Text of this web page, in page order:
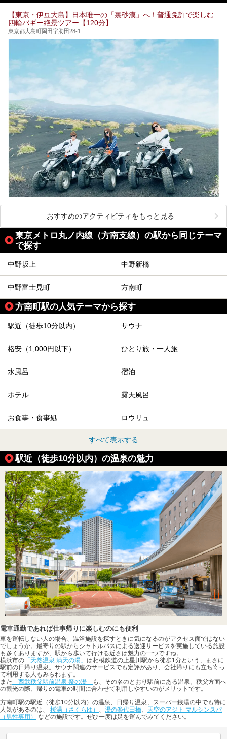
そこで本記事では、東京でおすすめのスーパー銭湯を、目的
24時間営業で宿泊できる施設や、1,000円以下で楽しめる安
い施設、デートや休日レジャーにもぴったりなエンタメ要素
が充実した施設など、利用のシーンに合わせて参考にしてく
ださい。
【東京・伊豆大島】日本唯一の「裏砂漠」へ！普通免許で楽しむ
四輪バギー絶景ツアー【120分】
東京都大島町岡田字助田28-1
おすすめのアクティビティをもっと見る
東京メトロ丸ノ内線（方南支線）の駅から同じテーマ
で探す
中野坂上 中野新橋
中野富士見町 方南町
方南町駅の人気テーマから探す
駅近（徒歩10分以内） サウナ
格安（1,000円以下） ひとり旅・一人旅
水風呂 宿泊
ホテル 露天風呂
お食事・食事処 ロウリュ
すべて表示する
駅近（徒歩10分以内）の温泉の魅力
電車通勤であれば仕事帰りに楽しむのにも便利
車を運転しない人の場合、温浴施設を探すときに気になるのがアクセス面ではない
でしょうか。最寄りの駅からシャトルバスによる送迎サービスを実施している施設
も多くありますが、駅から歩いて行ける近さは魅力の一つですね。
横浜市の 「天然温泉 満天の湯」 は相模鉄道の上星川駅から徒歩1分という、まさに
駅前の日帰り温泉。サウナ関連のサービスでも定評があり、会社帰りにも立ち寄っ
て利用する人もみられます。
また 「西武秩父駅前温泉 祭の湯」
も、その名のとおり駅前にある温泉。秩父方面へ
の観光の際、帰りの電車の時間に合わせて利用しやすいのがメリットです。
方南町駅の駅近（徒歩10分以内）の温泉、日帰り温泉、スーパー銭湯の中でも特に
人気があるのは、 桜湯（さくらゆ） 湯の楽代田橋
天空のアジト マルシンスパ
（男性専用）
などの施設です。ぜひ一度は足を運んでみてください。